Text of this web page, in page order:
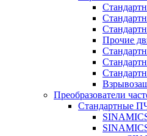
Прочие
Преобразователи
Стандартные